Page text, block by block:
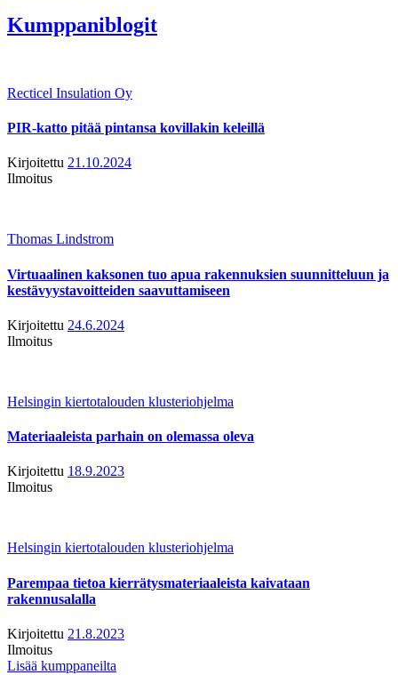
Kumppaniblogit
Recticel Insulation Oy
PIR-katto pitää pintansa kovillakin keleillä
Kirjoitettu 21.10.2024
Ilmoitus
Thomas Lindstrom
Virtuaalinen kaksonen tuo apua rakennuksien suunnitteluun ja
kestävyystavoitteiden saavuttamiseen
Kirjoitettu 24.6.2024
Ilmoitus
Helsingin kiertotalouden klusteriohjelma
Materiaaleista parhain on olemassa oleva
Kirjoitettu 18.9.2023
Ilmoitus
Helsingin kiertotalouden klusteriohjelma
Parempaa tietoa kierrätysmateriaaleista kaivataan
rakennusalalla
Kirjoitettu 21.8.2023
Ilmoitus
Lisää kumppaneilta